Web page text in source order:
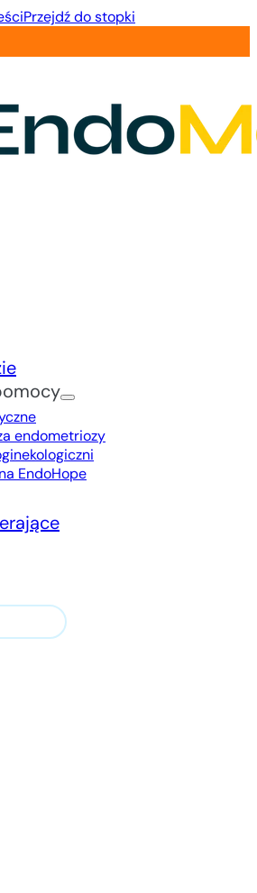
Przejdź do stopki
endometriozy
EndoHope